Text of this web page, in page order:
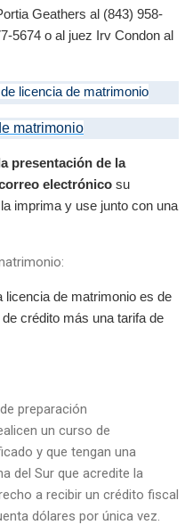
Geathers al (843) 958-
5674 o al juez Irv Condon al
matrimonio
presentación de la
electrónico su
imprima y use junto con una
licencia de matrimonio es de
crédito más una tarifa de
preparación
un curso de
y que tengan una
del Sur que acredite la
a recibir un crédito fiscal
dólares por única vez.